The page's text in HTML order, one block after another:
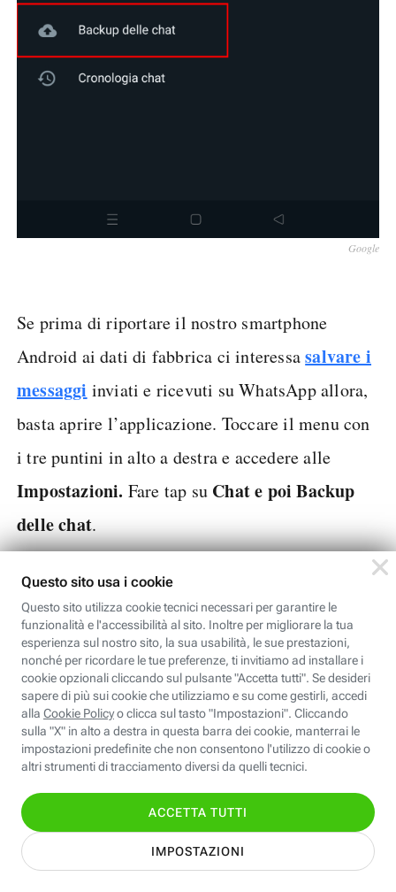
Google
Se prima di riportare il nostro smartphone
Android ai dati di fabbrica ci interessasalvare i
messaggi inviati e ricevuti su WhatsApp allora,
basta aprire l’applicazione. Toccare il menu con
i tre puntini in alto a destra e accedere alle
Impostazioni. Fare tap su Chat e poi Backup
delle chat.
Qui possiamo effettuare un salvataggio manuale
dei dati in tempo reale, visualizzare il resoconto
sull’ultimo upload di dati (giorno, ora e
dimensione), impostare la cadenza del
caricamento e scegliere se includere anche i
video trasferiti nelle conversazioni.
8.Backup dei messaggi